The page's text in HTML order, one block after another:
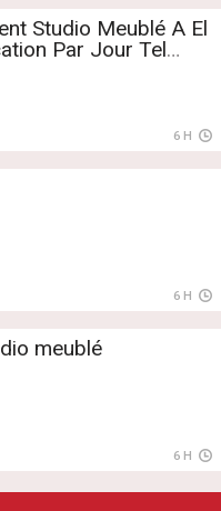
Studio Meublé A El
Par Jour Tel
6 H
6 H
meublé
6 H